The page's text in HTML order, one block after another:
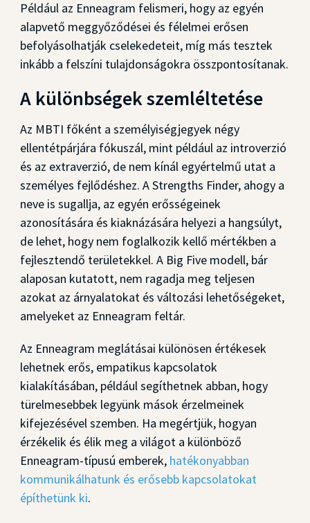
Például az Enneagram felismeri, hogy az egyén
alapvető meggyőződései és félelmei erősen
befolyásolhatják cselekedeteit, míg más tesztek
inkább a felszíni tulajdonságokra összpontosítanak.
A különbségek szemléltetése
Az MBTI főként a személyiségjegyek négy
ellentétpárjára fókuszál, mint például az introverzió
és az extraverzió, de nem kínál egyértelmű utat a
személyes fejlődéshez. A Strengths Finder, ahogy a
neve is sugallja, az egyén erősségeinek
azonosítására és kiaknázására helyezi a hangsúlyt,
de lehet, hogy nem foglalkozik kellő mértékben a
fejlesztendő területekkel. A Big Five modell, bár
alaposan kutatott, nem ragadja meg teljesen
azokat az árnyalatokat és változási lehetőségeket,
amelyeket az Enneagram feltár.
Az Enneagram meglátásai különösen értékesek
lehetnek erős, empatikus kapcsolatok
kialakításában, például segíthetnek abban, hogy
türelmesebbek legyünk mások érzelmeinek
kifejezésével szemben. Ha megértjük, hogyan
érzékelik és élik meg a világot a különböző
Enneagram-típusú emberek, hatékonyabban
kommunikálhatunk és erősebb kapcsolatokat
építhetünk ki.